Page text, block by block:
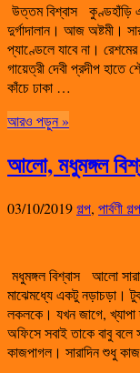
উত্তম বিশ্বাস কুণ্ডহাঁড়ি
দুর্গাদালান। আজ অষ্টমী।
প্যাণ্ডেলে যাবে না।
গায়েত্রী দেবী প্রদীপ
কাঁচে ঢাকা …
আরও পড়ুন »
আলো, মধুমঙ্গল
03/10/2019গল্প, পার্বণী গল্প
মধুমঙ্গল বিশ্বাস আলো
মাঝেমধ্যে একটু নড়াচড়া।
লকলকে। যখন জাগে, খ্যাপা
অফিসে সবাই তাকে বাবু
কাজপাগল। সারাদিন শুধু